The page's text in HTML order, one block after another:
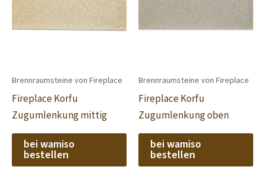
Brennraumsteine von Fireplace
Fireplace Korfu
Zugumlenkung mittig
bei wamiso
bestellen
Brennraumsteine von Fireplace
Fireplace Korfu
Zugumlenkung oben
bei wamiso
bestellen